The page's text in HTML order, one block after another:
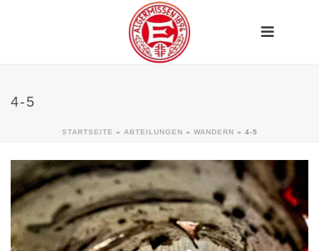
4-5
STARTSEITE » ABTEILUNGEN » WANDERN » 4-5